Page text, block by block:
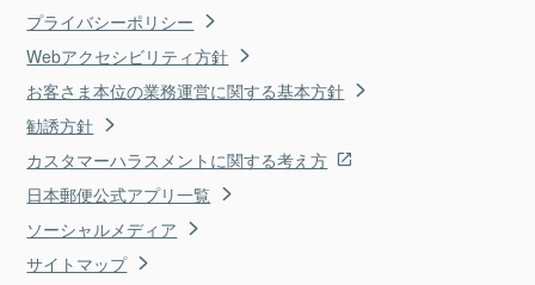
プライバシーポリシー
Webアクセシビリティ方針
お客さま本位の業務運営に関する基本方針
勧誘方針
カスタマーハラスメントに関する考え方
日本郵便公式アプリ一覧
ソーシャルメディア
サイトマップ